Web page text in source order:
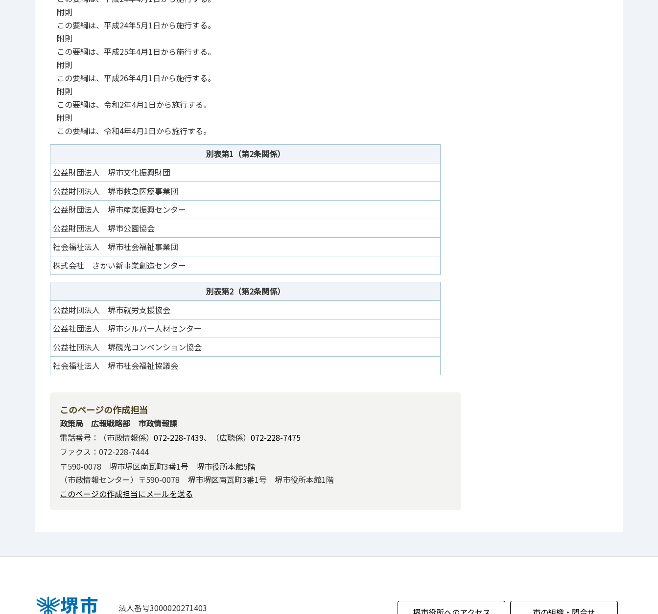
附則
この要綱は、平成24年5月1日から施行する。
附則
この要綱は、平成25年4月1日から施行する。
附則
この要綱は、平成26年4月1日から施行する。
附則
この要綱は、令和2年4月1日から施行する。
附則
この要綱は、令和4年4月1日から施行する。
別表第1（第2条関係）
公益財団法人 堺市文化振興財団
公益財団法人 堺市救急医療事業団
公益財団法人 堺市産業振興センター
公益財団法人 堺市公園協会
社会福祉法人 堺市社会福祉事業団
株式会社 さかい新事業創造センター
別表第2（第2条関係）
公益財団法人 堺市就労支援協会
公益社団法人 堺市シルバー人材センター
公益社団法人 堺観光コンベンション協会
社会福祉法人 堺市社会福祉協議会
このページの作成担当
政策局 広報戦略部 市政情報課
電話番号：（市政情報係） 072-228-7439、（広聴係） 072-228-7475
ファクス：072-228-7444
〒590-0078 堺市堺区南瓦町3番1号 堺市役所本館5階
（市政情報センター）〒590-0078 堺市堺区南瓦町3番1号 堺市役所本館1階
このページの作成担当にメールを送る
法人番号3000020271403